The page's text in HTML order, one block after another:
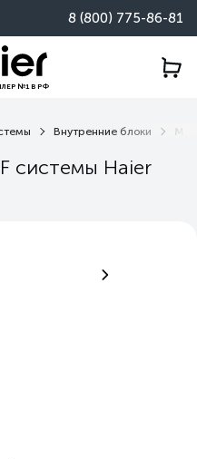
8 (800) 775-86-81
№1 В РФ
Внутренние блоки
системы Haier